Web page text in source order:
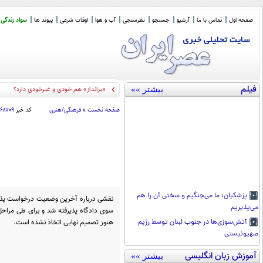
صفحه اول تماس با ما آرشیو جستجو نظرسنجی آب و هوا اوقات شرعی پیوند ها سواد زندگی
فیلم بیشتر »»
پزشکیان: ما می‌جنگیم و سختی آن را هم
می‌پذیریم
آتش‌سوزی‌ها در جنوب لبنان توسط رژیم
صهیونیستی
آموزش زبان انگلیسی بیشتر »»
کیهان هم ف_
صفحه نخست » فرهنگی/هنری کد خبر
نقشی درباره آخرین وضعیت درخواست
سوی دادگاه پذیرفته شد و برای طی
هنوز تصمیم نهایی اتخاذ نشده است.